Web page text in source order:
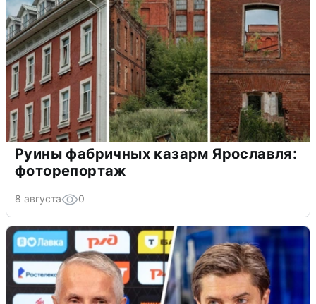
Руины фабричных казарм Ярославля:
фоторепортаж
8 августа 0